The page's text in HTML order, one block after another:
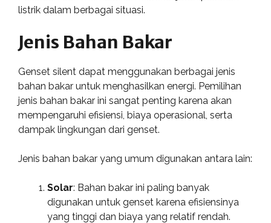
listrik dalam berbagai situasi.
Jenis Bahan Bakar
Genset silent dapat menggunakan berbagai jenis
bahan bakar untuk menghasilkan energi. Pemilihan
jenis bahan bakar ini sangat penting karena akan
mempengaruhi efisiensi, biaya operasional, serta
dampak lingkungan dari genset.
Jenis bahan bakar yang umum digunakan antara lain:
Solar: Bahan bakar ini paling banyak
digunakan untuk genset karena efisiensinya
yang tinggi dan biaya yang relatif rendah.